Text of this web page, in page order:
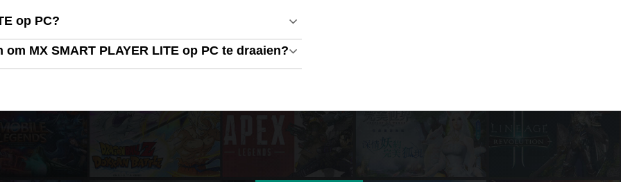
op PC?
MX SMART PLAYER LITE op PC te draaien?